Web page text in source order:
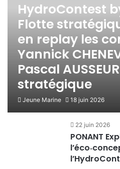
HydroContest
Flotte
en replay les
Yannick
Pascal
stratégique
Jeune Marine 18 juin 2026
22 juin 2026
PONANT